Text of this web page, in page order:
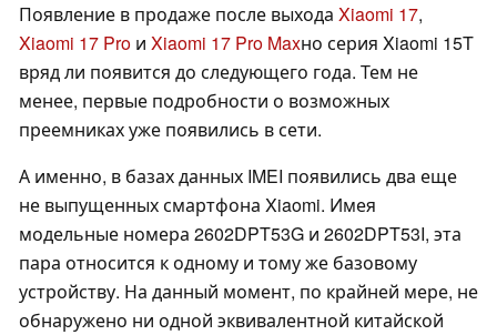
Появление в продаже после выхода Xiaomi 17,
Xiaomi 17 Pro и Xiaomi 17 Pro Maxно серия Xiaomi 15T
вряд ли появится до следующего года. Тем не
менее, первые подробности о возможных
преемниках уже появились в сети.
А именно, в базах данных IMEI появились два еще
не выпущенных смартфона Xiaomi. Имея
модельные номера 2602DPT53G и 2602DPT53I, эта
пара относится к одному и тому же базовому
устройству. На данный момент, по крайней мере, не
обнаружено ни одной эквивалентной китайской